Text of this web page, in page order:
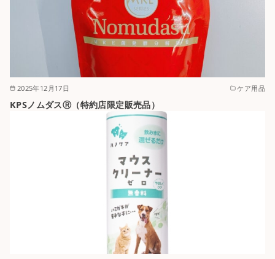
2025年12月17日 ケア用品
KPSノムダスⓇ（特約店限定販売品）